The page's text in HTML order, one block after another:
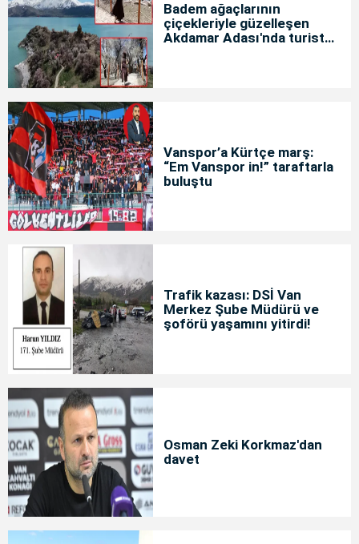
Badem ağaçlarının
çiçekleriyle güzelleşen
Akdamar Adası'nda turist
Vanspor’a Kürtçe marş:
“Em Vanspor in!” taraftarla
buluştu
Trafik kazası: DSİ Van
Merkez Şube Müdürü ve
şoförü yaşamını yitirdi!
Osman Zeki Korkmaz'dan
davet